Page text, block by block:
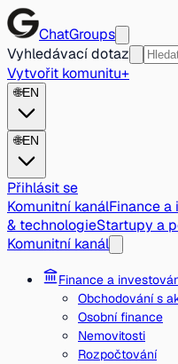
ChatGroups
Vyhledávací dotaz
Vytvořit komunitu+
🌐EN
🌐EN
Přihlásit se
Komunitní kanálFinance a
& technologieStartupy a
Komunitní kanál
Finance a
Obchodování s
Osobní finance
Nemovitosti
Rozpočtování